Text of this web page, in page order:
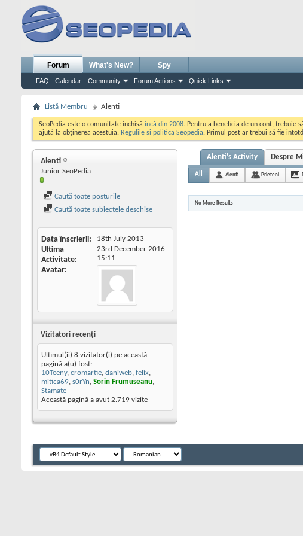
Forum
FAQ Calendar Community Forum Actions Quick Links
What's New? Spy
Listă Membru Alenti
SeoPedia este o comunitate inchisă incă din 2008. Pentru a beneficia de un cont, trebuie
ajută la obținerea acestuia. Regulile si politica Seopedia. Primul post ar trebui să fie
Alenti
Junior SeoPedia
Caută toate posturile
Caută toate subiectele deschise
Data înscrierii 18th July 2013
Ultima
Activitate
23rd December 2016
15:11
Avatar
Vizitatori recenţi
Ultimul(ii) 8 vizitator(i) pe această
pagină a(u) fost:
10Teeny, cromartie, daniweb, felix,
mitica69, s0rYn, Sorin Frumuseanu,
Stamate
Această pagină a avut 2.719 vizite
Alenti's Activity Despre
All Alenti Prieteni
No More Results